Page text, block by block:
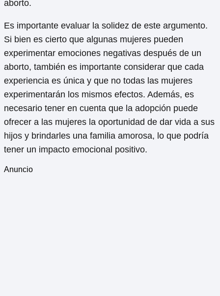
aborto.
Es importante evaluar la solidez de este argumento.
Si bien es cierto que algunas mujeres pueden
experimentar emociones negativas después de un
aborto, también es importante considerar que cada
experiencia es única y que no todas las mujeres
experimentarán los mismos efectos. Además, es
necesario tener en cuenta que la adopción puede
ofrecer a las mujeres la oportunidad de dar vida a sus
hijos y brindarles una familia amorosa, lo que podría
tener un impacto emocional positivo.
Anuncio